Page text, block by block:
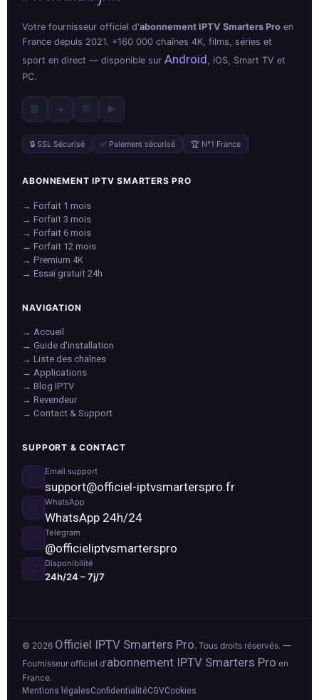
Votre fournisseur officiel d'abonnement IPTV Smarters Pro en
France depuis 2021. +160 000 chaînes 4K, films, séries et
sport en direct — disponible surAndroid, iOS, Smart TV et
PC.
📘 ✈️ 💬 ▶️
🔒 SSL Sécurisé ✅ Paiement sécurisé 🏆 N°1 France
ABONNEMENT IPTV SMARTERS PRO
→ Forfait 1 mois
→ Forfait 3 mois
→ Forfait 6 mois
→ Forfait 12 mois
→ Premium 4K
→ Essai gratuit 24h
NAVIGATION
→ Accueil
→ Guide d'installation
→ Liste des chaînes
→ Applications
→ Blog IPTV
→ Revendeur
→ Contact & Support
SUPPORT & CONTACT
Email support
support@officiel-iptvsmarterspro.fr
WhatsApp
WhatsApp 24h/24
Telegram
@officieliptvsmarterspro
Disponibilité
24h/24 – 7j/7
© 2026 Officiel IPTV Smarters Pro. Tous droits réservés. —
Fournisseur officiel d'abonnement IPTV Smarters Pro en
France.
Mentions légalesConfidentialitéCGVCookies